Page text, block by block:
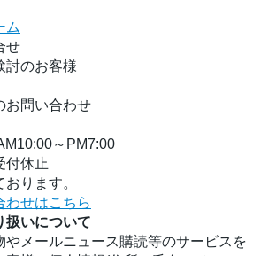
ム
せ
討のお客様
お問い合わせ
～PM7:00
付休止
ります。
わせはこちら
扱いについて
やメールニュース購読等のサービスを